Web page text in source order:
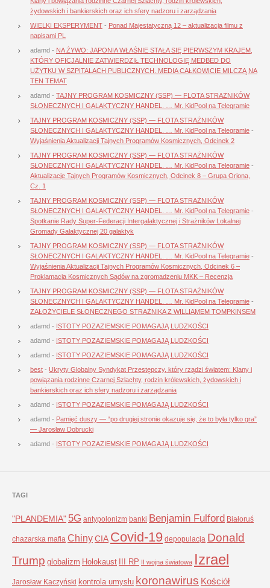
żydowskich i bankierskich oraz ich sfery nadzoru i zarządzania
WIELKI EKSPERYMENT - Ponad Majestatyczną 12 – aktualizacja filmu z
napisami PL
adamd - NA ŻYWO: JAPONIA WŁAŚNIE STAŁA SIĘ PIERWSZYM KRAJEM,
KTÓRY OFICJALNIE ZATWIERDZIŁ TECHNOLOGIĘ MEDBED DO
UŻYTKU W SZPITALACH PUBLICZNYCH. MEDIA CAŁKOWICIE MILCZĄ NA
TEN TEMAT
adamd - TAJNY PROGRAM KOSMICZNY (SSP) — FLOTA STRAŻNIKÓW
SŁONECZNYCH I GALAKTYCZNY HANDEL. … Mr. KidPool na Telegramie
TAJNY PROGRAM KOSMICZNY (SSP) — FLOTA STRAŻNIKÓW
SŁONECZNYCH I GALAKTYCZNY HANDEL. … Mr. KidPool na Telegramie -
Wyjaśnienia Aktualizacji Tajnych Programów Kosmicznych, Odcinek 2
TAJNY PROGRAM KOSMICZNY (SSP) — FLOTA STRAŻNIKÓW
SŁONECZNYCH I GALAKTYCZNY HANDEL. … Mr. KidPool na Telegramie -
Aktualizacje Tajnych Programów Kosmicznych, Odcinek 8 – Grupa Oriona,
Cz. 1
TAJNY PROGRAM KOSMICZNY (SSP) — FLOTA STRAŻNIKÓW
SŁONECZNYCH I GALAKTYCZNY HANDEL. … Mr. KidPool na Telegramie -
Spotkanie Rady Super-Federacji Intergalaktycznej i Strażników Lokalnej
Gromady Galaktycznej 20 galaktyk
TAJNY PROGRAM KOSMICZNY (SSP) — FLOTA STRAŻNIKÓW
SŁONECZNYCH I GALAKTYCZNY HANDEL. … Mr. KidPool na Telegramie -
Wyjaśnienia Aktualizacji Tajnych Programów Kosmicznych, Odcinek 6 –
Proklamacja Kosmicznych Sądów na zgromadzeniu MKK – Recenzja
TAJNY PROGRAM KOSMICZNY (SSP) — FLOTA STRAŻNIKÓW
SŁONECZNYCH I GALAKTYCZNY HANDEL. … Mr. KidPool na Telegramie -
ZAŁOŻYCIELE SŁONECZNEGO STRAŻNIKA Z WILLIAMEM TOMPKINSEM
adamd - ISTOTY POZAZIEMSKIE POMAGAJĄ LUDZKOŚCI
adamd - ISTOTY POZAZIEMSKIE POMAGAJĄ LUDZKOŚCI
adamd - ISTOTY POZAZIEMSKIE POMAGAJĄ LUDZKOŚCI
best - Ukryty Globalny Syndykat Przestępczy, który rządzi światem: Klany i
powiązania rodzinne Czarnej Szlachty, rodzin królewskich, żydowskich i
bankierskich oraz ich sfery nadzoru i zarządzania
adamd - ISTOTY POZAZIEMSKIE POMAGAJĄ LUDZKOŚCI
adamd - Pamięć duszy — “po drugiej stronie okazuje się, że to była tylko gra”
— Jarosław Dobrucki
adamd - ISTOTY POZAZIEMSKIE POMAGAJĄ LUDZKOŚCI
TAGI
"PLANDEMIA" 5G antypolonizm banki Benjamin Fulford Białoruś
chazarska mafia ChinyCIA Covid-19 depopulacja Donald
Trump globalizm Holokaust III RP II wojna światowa Izrael
Jarosław Kaczyński kontrola umysłu koronawirus Kościół